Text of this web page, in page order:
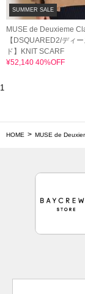
SUMMER SALE
MUSE de Deuxieme
【DSQUARED2/ディ
ド】KNIT SCARF
¥52,140 40%OFF
1
HOME MUSE de